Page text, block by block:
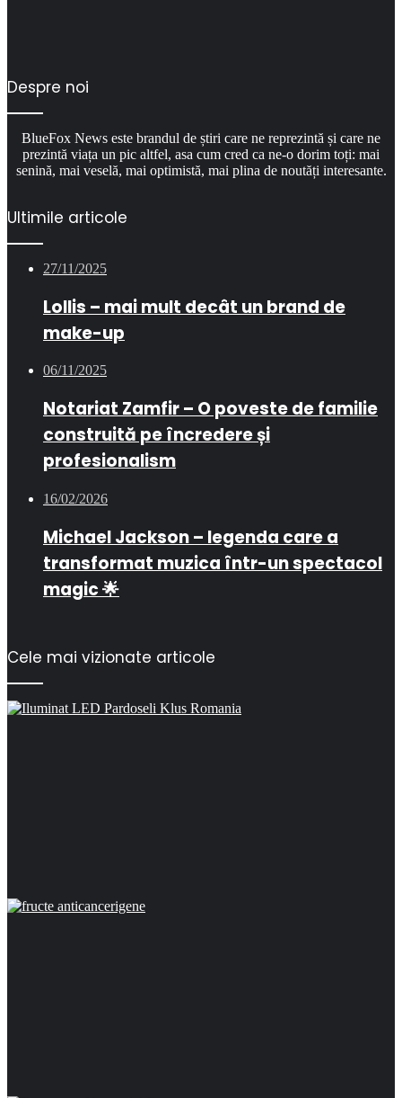
Despre noi
BlueFox News este brandul de știri care ne reprezintă și care ne
prezintă viața un pic altfel, asa cum cred ca ne-o dorim toți: mai
senină, mai veselă, mai optimistă, mai plina de noutăți interesante.
Ultimile articole
27/11/2025
Lollis – mai mult decât un brand de
make-up
06/11/2025
Notariat Zamfir – O poveste de familie
construită pe încredere și
profesionalism
16/02/2026
Michael Jackson – legenda care a
transformat muzica într-un spectacol
magic 🌟
Cele mai vizionate articole